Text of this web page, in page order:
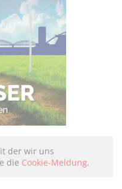
der wir uns
die Cookie-Meldung.